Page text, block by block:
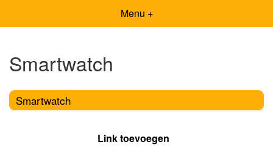
Menu +
Smartwatch
Smartwatch
Link toevoegen